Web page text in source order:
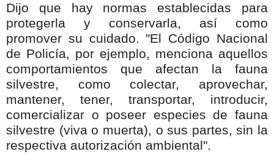
Dijo que hay normas establecidas para
protegerla y conservarla, así como
promover su cuidado. "El Código Nacional
de Policía, por ejemplo, menciona aquellos
comportamientos que afectan la fauna
silvestre, como colectar, aprovechar,
mantener, tener, transportar, introducir,
comercializar o poseer especies de fauna
silvestre (viva o muerta), o sus partes, sin la
respectiva autorización ambiental".